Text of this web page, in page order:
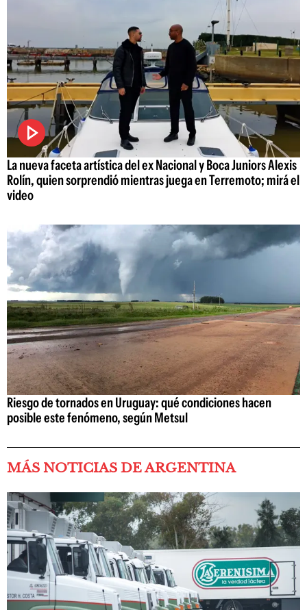
La nueva faceta artística del ex Nacional y Boca Juniors Alexis
Rolín, quien sorprendió mientras juega en Terremoto; mirá el
video
Riesgo de tornados en Uruguay: qué condiciones hacen
posible este fenómeno, según Metsul
MÁS NOTICIAS DE ARGENTINA